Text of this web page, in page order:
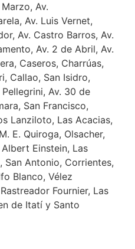
Av.
Av. Luis Vernet,
Av. Castro Barros, Av.
Av. 2 de Abril, Av.
Caseros, Charrúas,
Callao, San Isidro,
Av. 30 de
San Francisco,
Lanziloto, Las Acacias,
E. Quiroga, Olsacher,
Einstein, Las
San Antonio, Corrientes,
Blanco, Vélez
Fournier, Las
de Itatí y Santo